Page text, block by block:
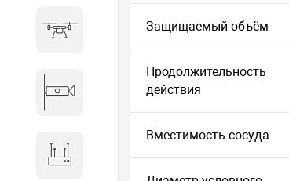
Видеонаблюдение
Сетевое оборудование
Защищаемый объём
Продолжительность
действия
Вместимость сосуда